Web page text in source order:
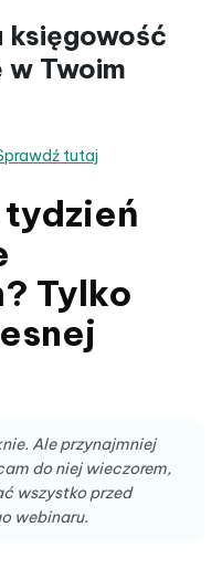
księgowość
w Twoim
tutaj
Tylko
Ale przynajmniej
do niej wieczorem,
wszystko przed
webinaru.